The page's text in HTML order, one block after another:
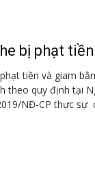
bị phạt
tiền và giam
theo quy định tại
NĐ-CP thực sự